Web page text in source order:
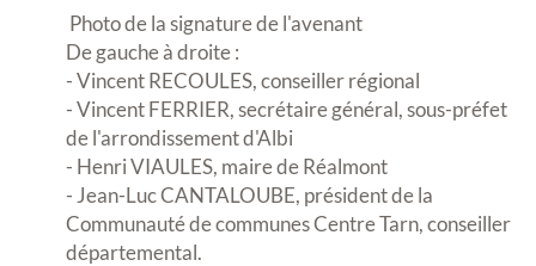
Photo de la signature de l'avenant
De gauche à droite :
- Vincent RECOULES, conseiller régional
- Vincent FERRIER, secrétaire général, sous-préfet
de l'arrondissement d'Albi
- Henri VIAULES, maire de Réalmont
- Jean-Luc CANTALOUBE, président de la
Communauté de communes Centre Tarn, conseiller
départemental.